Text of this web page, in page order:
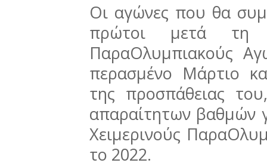
Οι αγώνες που θα
πρώτοι μετά τη
ΠαραΟλυμπιακούς
περασμένο Μάρτιο
της προσπάθειας
απαραίτητων βαθμών
Χειμερινούς
το 2022.